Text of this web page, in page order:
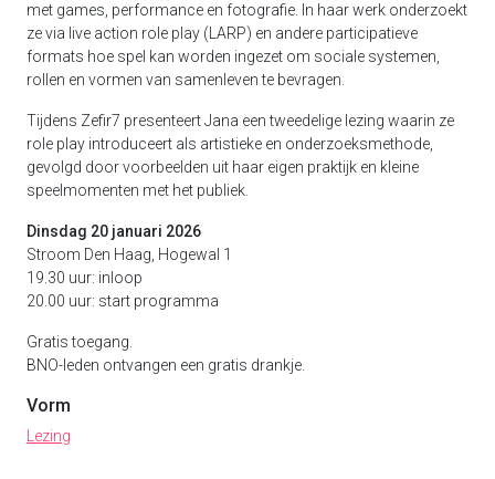
met games, performance en fotografie. In haar werk onderzoekt
ze via live action role play (LARP) en andere participatieve
formats hoe spel kan worden ingezet om sociale systemen,
rollen en vormen van samenleven te bevragen.
Tijdens Zefir7 presenteert Jana een tweedelige lezing waarin ze
role play introduceert als artistieke en onderzoeksmethode,
gevolgd door voorbeelden uit haar eigen praktijk en kleine
speelmomenten met het publiek.
Dinsdag 20 januari 2026
Stroom Den Haag, Hogewal 1
19.30 uur: inloop
20.00 uur: start programma
Gratis toegang.
BNO-leden ontvangen een gratis drankje.
Vorm
Lezing